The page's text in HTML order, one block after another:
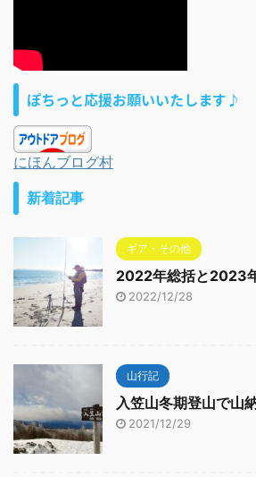
ぽちっと応援お願いいたします♪
にほんブログ村
新着記事
ギア・その他
2022年総括と2023
2022/12/28
山行記
入笠山冬期登山で山
2021/12/29